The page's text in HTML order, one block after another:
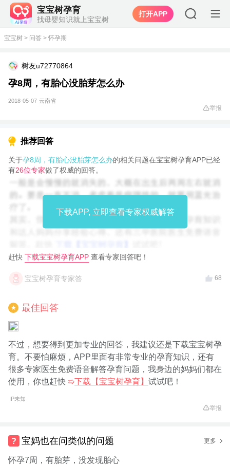
宝宝树孕育
找母婴知识就上宝宝树
打开APP
宝宝树 > 问答 > 怀孕期
树友u72770864
孕8周，有胎心没胎芽怎么办
2018-05-07 云南省
举报
推荐回答
关于孕8周，有胎心没胎芽怎么办的相关问题在宝宝树孕育APP已经
有26位专家做了权威的回答。
下载APP, 立即查看专家权威解答
赶快 下载宝宝树孕育APP 查看专家回答吧！
宝宝树孕育专家答 68
★ 最佳回答
不过，想要得到更加专业的回答，我建议还是下载宝宝树孕
育。不要怕麻烦，APP里面有非常专业的孕育知识，还有
很多专家医生免费语音解答孕育问题，我身边的妈妈们都在
使用，你也赶快 ➯下载【宝宝树孕育】 试试吧！
IP未知
举报
宝妈也在问类似的问题 更多
怀孕7周，有胎芽，没发现胎心